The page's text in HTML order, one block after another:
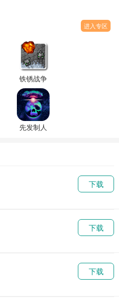
进入专区
铁锈战争
联机版
1.15下载
先发制人
下载
下载
下载